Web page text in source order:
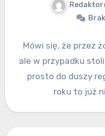
Redaktor
Mówi się, że przez
ale w przypadku
prosto do duszy
roku to już